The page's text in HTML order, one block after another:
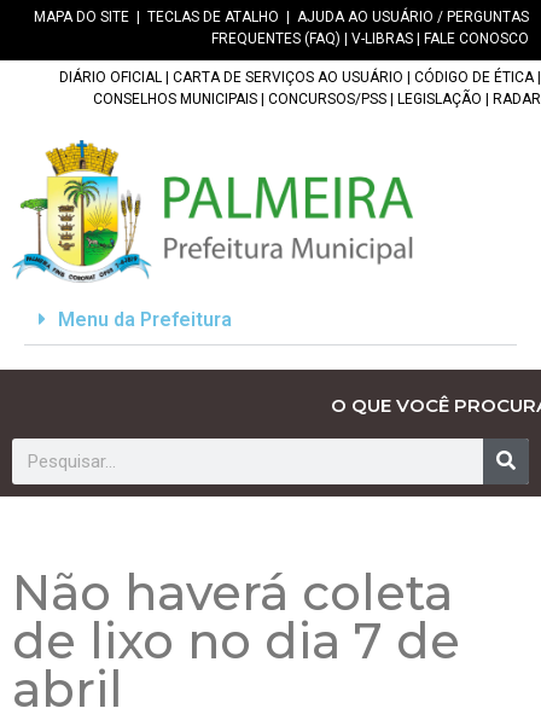
MAPA DO SITE TECLAS DE ATALHO
AJUDA AO USUÁRIO / PERGUNTAS
FREQUENTES (FAQ)
V-LIBRAS FALE CONOSCO
DIÁRIO OFICIAL CARTA DE SERVIÇOS AO USUÁRIO CÓDIGO DE ÉTICA|
CONSELHOS MUNICIPAIS
CONCURSOS/PSS LEGISLAÇÃO RADAR
Menu da Prefeitura
O QUE VOCÊ
Não haverá coleta
de lixo no dia 7 de
abril